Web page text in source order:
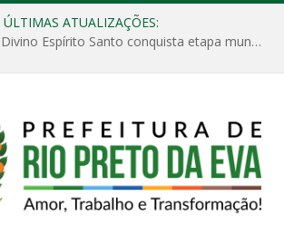
ÚLTIMAS ATUALIZAÇÕES:
Escola Municipal Divino Espírito Santo conquista etapa municipal da V Feira Amazonense de Matemática